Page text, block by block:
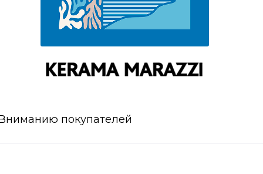
покупателей